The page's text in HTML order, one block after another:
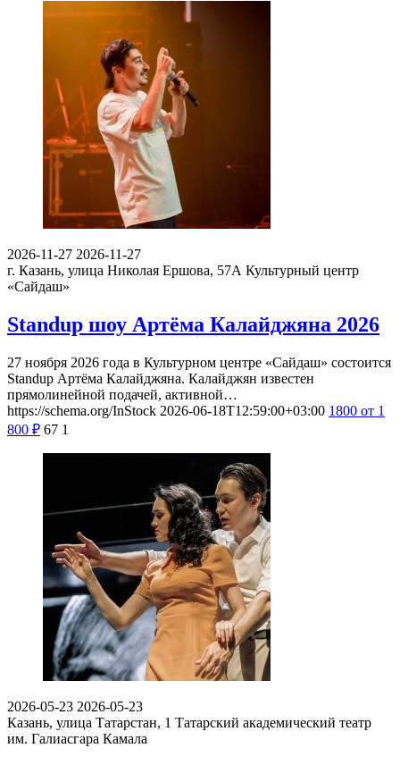
2026-11-27 2026-11-27
г. Казань, улица Николая Ершова, 57А Культурный центр
«Сайдаш»
Standup шоу Артёма Калайджяна 2026
27 ноября 2026 года в Культурном центре «Сайдаш» состоится
Standup Артёма Калайджяна. Калайджян известен
прямолинейной подачей, активной…
https://schema.org/InStock 2026-06-18T12:59:00+03:00 1800 от 1
800 ₽ 67 1
2026-05-23 2026-05-23
Казань, улица Татарстан, 1 Татарский академический театр
им. Галиасгара Камала